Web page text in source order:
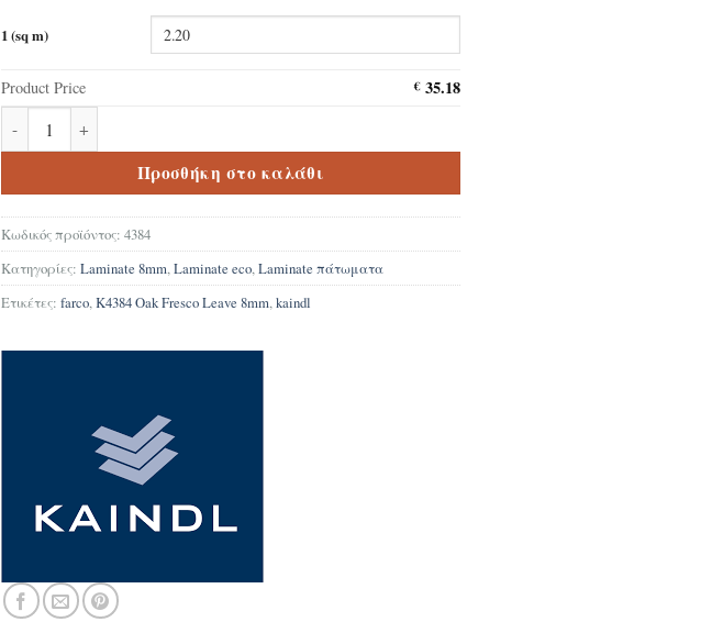
1 (sq m)
Product Price €35.18
Δάπεδο Laminate Kaindl K4384 Οak Fresco Leave 8mm ποσότητα
Προσθήκη στο καλάθι
Κωδικός προϊόντος: 4384
Κατηγορίες: Laminate 8mm,Laminate eco,Laminate πάτωματα
Ετικέτες: farco,K4384 Οak Fresco Leave 8mm,kaindl